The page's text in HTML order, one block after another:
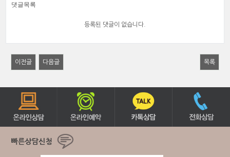
댓글목록
등록된 댓글이 없습니다.
이전글 다음글 목록